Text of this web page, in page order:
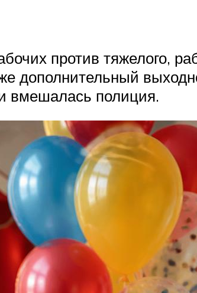
против тяжелого,
дополнительный
вмешалась полиция.